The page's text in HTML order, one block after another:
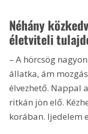
Néhány
életviteli
– A hörcsög
állatka, ám
élvezhető. Nappal
ritkán jön elő.
korában. Ijedelem